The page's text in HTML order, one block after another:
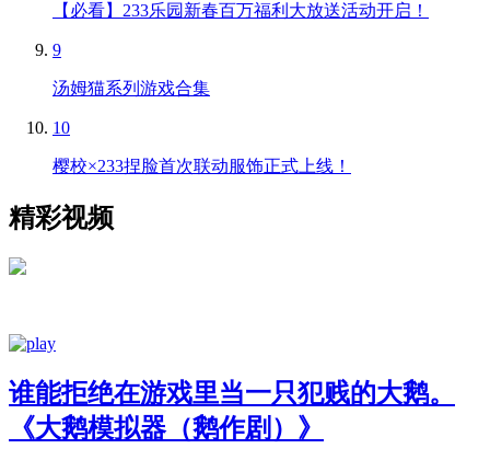
【必看】233乐园新春百万福利大放送活动开启！
9
汤姆猫系列游戏合集
10
樱校×233捏脸首次联动服饰正式上线！
精彩视频
谁能拒绝在游戏里当一只犯贱的大鹅。
《大鹅模拟器（鹅作剧）》